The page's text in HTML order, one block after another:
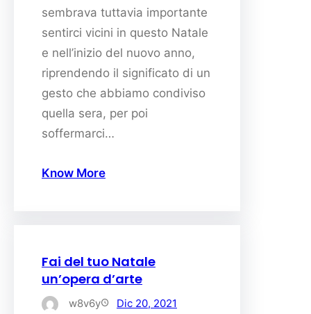
sembrava tuttavia importante
sentirci vicini in questo Natale
e nell’inizio del nuovo anno,
riprendendo il significato di un
gesto che abbiamo condiviso
quella sera, per poi
soffermarci…
Know More
Fai del tuo Natale
un’opera d’arte
w8v6y Dic 20, 2021